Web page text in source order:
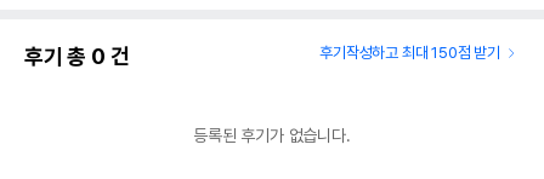
후기 총 0 건 후기작성하고 최대 150점 받기
등록된 후기가 없습니다.